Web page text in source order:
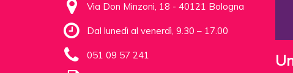
Via Don Minzoni, 18 - 40121 Bologna
Dal lunedì al venerdì, 9.30 – 17.00
051 09 57 241